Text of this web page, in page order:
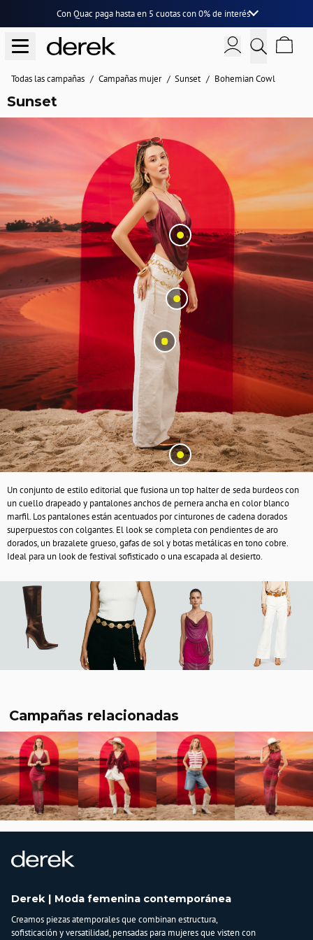
Con Quac paga hasta en 5 cuotascon0% de interés
Todas las campañas Campañas mujer Sunset Bohemian Cowl
Sunset
Un conjunto de estilo editorial que fusiona un top halter de seda burdeos con
un cuello drapeado y pantalones anchos de pernera ancha en color blanco
marfil. Los pantalones están acentuados por cinturones de cadena dorados
superpuestos con colgantes. El look se completa con pendientes de aro
dorados, un brazalete grueso, gafas de sol y botas metálicas en tono cobre.
Ideal para un look de festival sofisticado o una escapada al desierto.
Campañas relacionadas
Derek | Moda femenina contemporánea
Creamos piezas atemporales que combinan estructura,
sofisticación y versatilidad, pensadas para mujeres que visten con